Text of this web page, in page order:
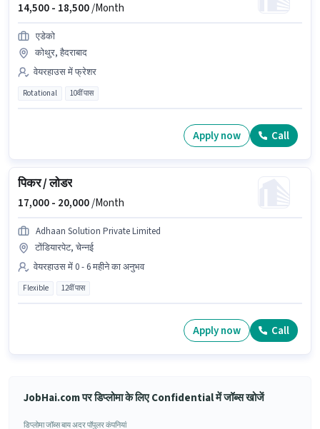
14,500 - 18,500/Month
एडेको
कोथुर, हैदराबाद
वेयरहाउस में फ्रेशर
Rotational 10वीं पास
Apply now Call
पिकर / लोडर
17,000 - 20,000/Month
Adhaan Solution Private Limited
टोंडियारपेट, चेन्नई
वेयरहाउस में 0 - 6 महीने का अनुभव
Flexible 12वीं पास
Apply now Call
JobHai.com पर डिप्लोमा के लिए Confidential में जॉब्स खोजें
डिप्लोमा जॉब्स बाय अदर पॉपुलर कंपनियां